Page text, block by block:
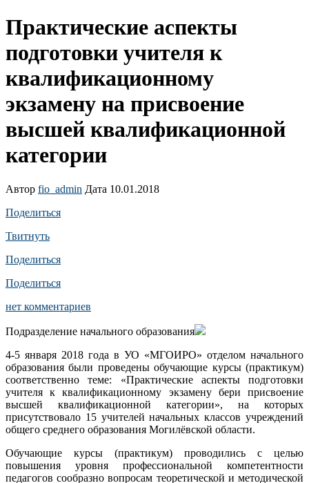
Практические аспекты
подготовки учителя к
квалификационному
экзамену на присвоение
высшей квалификационной
категории
Автор fio_admin Дата 10.01.2018
Поделиться
Твитнуть
Поделиться
Поделиться
нет комментариев
Подразделение начального образования
4-5 января 2018 года в УО «МГОИРО» отделом начального
образования были проведены обучающие курсы (практикум)
соответственно теме: «Практические аспекты подготовки
учителя к квалификационному экзамену бери присвоение
высшей квалификационной категории», на которых
присутствовало 15 учителей начальных классов учреждений
общего среднего образования Могилёвской области.
Обучающие курсы (практикум) проводились с целью
повышения уровня профессиональной компетентности
педагогов сообразно вопросам теоретической и методической